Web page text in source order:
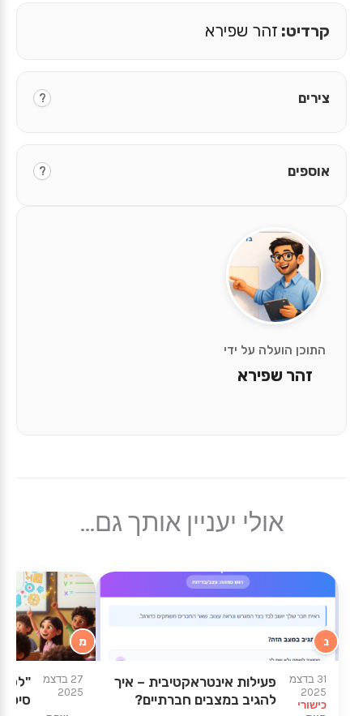
התוכן הועלה על ידי
זהר שפירא
קרדיט:
צירים ?
אוספים ?
אולי יעניין אותך גם...
נ
31 בדצמ
2025
כישורי
פעילות אינטראקטיבית – איך
להגיב במצבים חברתיים?
מ
27 בדצמ
2025